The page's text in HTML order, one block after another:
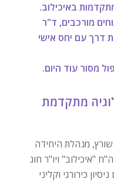
באיכילוב.
ד"ר
דרך עם יחס אישי
מסור עוד היום.
מתקדמת
מנהלת היחידה
"איכילוב" ויו"ר חוג
כירורגי וקליני